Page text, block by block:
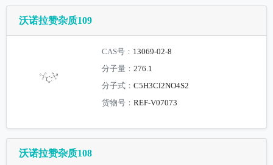
沃诺拉赞杂质109
CAS号： 13069-02-8
分子量：276.1
分子式：C5H3Cl2NO4S2
货物号：REF-V07073
沃诺拉赞杂质108